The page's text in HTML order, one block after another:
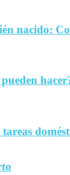
nacido: